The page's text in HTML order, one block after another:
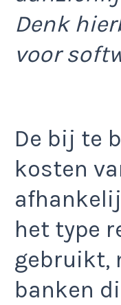
Denk
voor
De bij te
kosten
het type
gebruikt,
banken